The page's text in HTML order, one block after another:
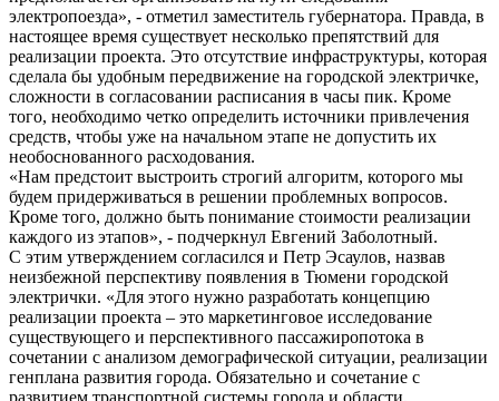
электропоезда», - отметил заместитель губернатора. Правда, в
настоящее время существует несколько препятствий для
реализации проекта. Это отсутствие инфраструктуры, которая
сделала бы удобным передвижение на городской электричке,
сложности в согласовании расписания в часы пик. Кроме
того, необходимо четко определить источники привлечения
средств, чтобы уже на начальном этапе не допустить их
необоснованного расходования.
«Нам предстоит выстроить строгий алгоритм, которого мы
будем придерживаться в решении проблемных вопросов.
Кроме того, должно быть понимание стоимости реализации
каждого из этапов», - подчеркнул Евгений Заболотный.
С этим утверждением согласился и Петр Эсаулов, назвав
неизбежной перспективу появления в Тюмени городской
электрички. «Для этого нужно разработать концепцию
реализации проекта – это маркетинговое исследование
существующего и перспективного пассажиропотока в
сочетании с анализом демографической ситуации, реализации
генплана развития города. Обязательно и сочетание с